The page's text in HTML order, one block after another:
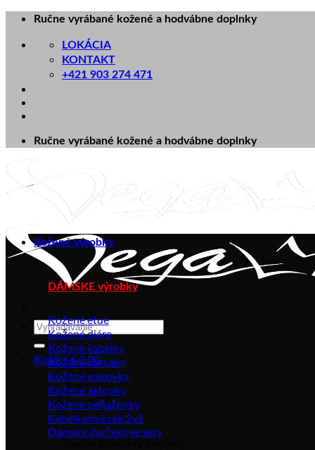
Skip
content
Ručne vyrábané kožené a hodvábne doplnky
LOKÁCIA
KONTAKT
+421 903 274 471
Ručne vyrábané kožené a hodvábne doplnky
Hľadať:
Košík /€0.00
Žiadne produkty v košíku.
Kožené výrobky
DÁMSKE výrobky
Kožené etue
Kožené diáre
Kožené kabelky
Kožené ruksaky
Kožené spisovky
Kožené aktovky
Kožené peňaženky
Kabelka/ruksak 2v1
Dámske darčekové sety